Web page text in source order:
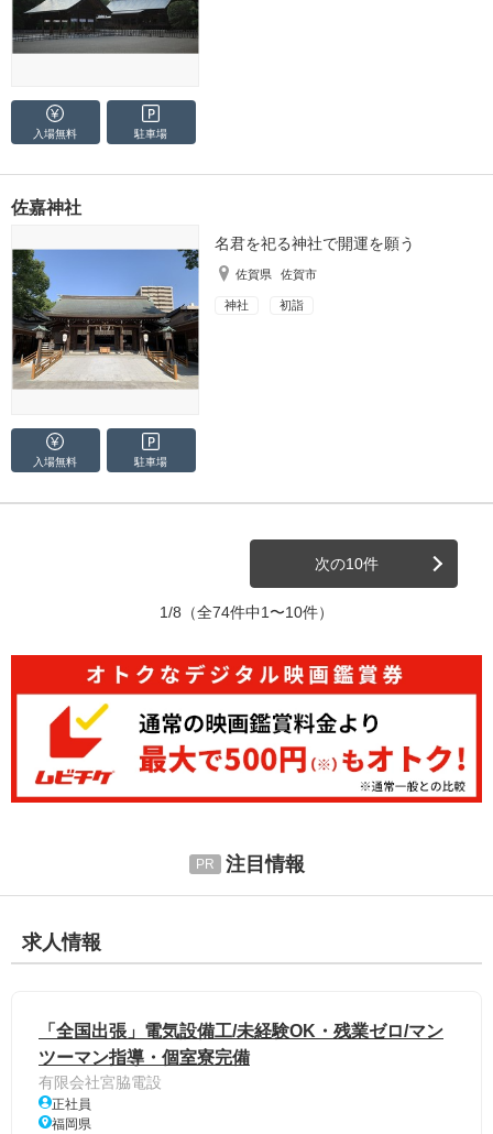
入場無料 駐車場
佐嘉神社
名君を祀る神社で開運を願う
佐賀県 佐賀市
神社 初詣
入場無料 駐車場
次の10件
1/8 （全74件中1〜10件）
注目情報
求人情報
「全国出張」電気設備工/未経験OK・残業ゼロ/マン
ツーマン指導・個室寮完備
有限会社宮脇電設
正社員
福岡県